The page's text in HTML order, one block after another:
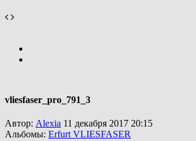
vliesfaser_pro_791_3
Автор: Alexia 11 декабря 2017 20:15
Альбомы: Erfurt VLIESFASER